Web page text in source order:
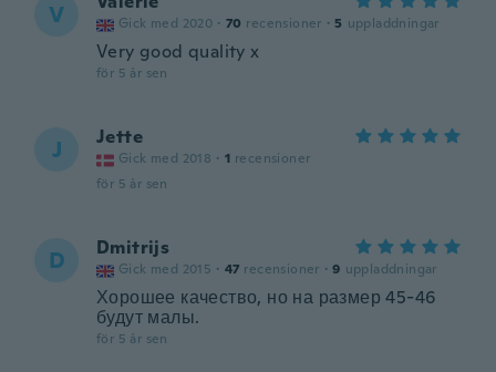
V Gick med 2020 · 70 recensioner · 5 uppladdningar
Very good quality x
för 5 år sen
J Jette
Gick med 2018 · 1 recensioner
för 5 år sen
D Dmitrijs
Gick med 2015 · 47 recensioner · 9 uppladdningar
Хорошее качество, но на размер 45-46
будут малы.
för 5 år sen